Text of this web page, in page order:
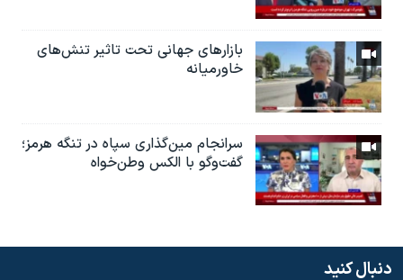
بازارهای جهانی تحت تاثیر تنش‌های
خاورمیانه
سرانجام مین‌گذاری‌ سپاه در تنگه هرمز؛
گفت‌وگو با الکس وطن‌خواه
دنبال کنید